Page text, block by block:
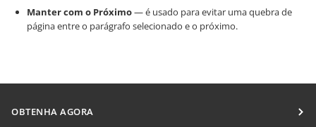
Manter com o Próximo— é usado para evitar uma quebra de
página entre o parágrafo selecionado e o próximo.
OBTENHA AGORA